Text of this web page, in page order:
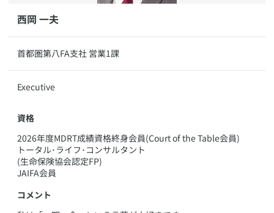
​西岡 一夫
​首都圏第八FA支社 営業1課
​Executive
資格
​2026年度MDRT成績資格終身会員(Court of the Table会員)
トータル･ライフ･コンサルタント
(生命保険協会認定FP)
JAIFA会員
コメント